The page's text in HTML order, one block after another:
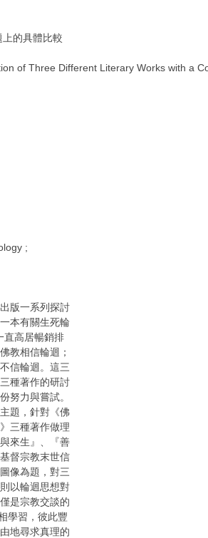
的具體比較
of Three Different Literary Works with a
;
版一系列探討
本有關生死輪
直高居暢銷排
教相信輪迴；
信輪迴。這三
種著作的研討
努力與嘗試。
題，針對《佛
三種著作做理
來生』、『善
督宗教末世信
像為題，對三
以輪迴思想對
是宗教交談的
學習，彼此豐
地尋求真理的